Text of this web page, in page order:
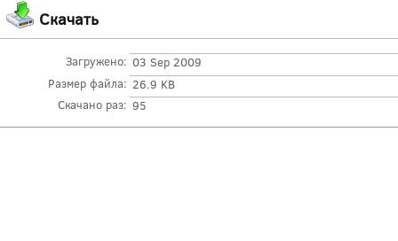
Скачать
Загружено: 03 Sep 2009
Размер файла: 26.9 KB
Скачано раз: 95